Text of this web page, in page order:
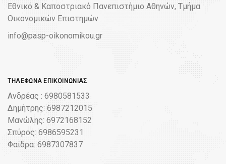
Εθνικό & Καποστριακό Πανεπιστήμιο Αθηνών, Τμήμα
Οικονομικών Επιστημών
info@pasp-oikonomikou.gr
ΤΗΛΈΦΩΝΑ ΕΠΙΚΟΙΝΩΝΊΑΣ
Ανδρέας : 6980581533
Δημήτρης: 6987212015
Μανώλης: 6972168152
Σπύρος: 6986595231
Φαίδρα: 6987307837